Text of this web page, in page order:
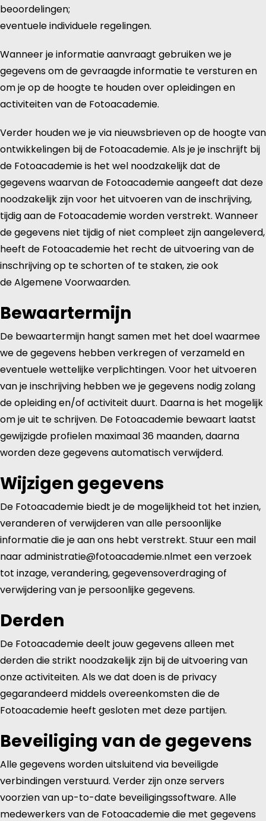
beoordelingen;
eventuele individuele regelingen.
Wanneer je informatie aanvraagt gebruiken we je
gegevens om de gevraagde informatie te versturen en
om je op de hoogte te houden over opleidingen en
activiteiten van de Fotoacademie.
Verder houden we je via nieuwsbrieven op de hoogte van
ontwikkelingen bij de Fotoacademie. Als je je inschrijft bij
de Fotoacademie is het wel noodzakelijk dat de
gegevens waarvan de Fotoacademie aangeeft dat deze
noodzakelijk zijn voor het uitvoeren van de inschrijving,
tijdig aan de Fotoacademie worden verstrekt. Wanneer
de gegevens niet tijdig of niet compleet zijn aangeleverd,
heeft de Fotoacademie het recht de uitvoering van de
inschrijving op te schorten of te staken, zie ook
de Algemene Voorwaarden.
Bewaartermijn
De bewaartermijn hangt samen met het doel waarmee
we de gegevens hebben verkregen of verzameld en
eventuele wettelijke verplichtingen. Voor het uitvoeren
van je inschrijving hebben we je gegevens nodig zolang
de opleiding en/of activiteit duurt. Daarna is het mogelijk
om je uit te schrijven. De Fotoacademie bewaart laatst
gewijzigde profielen maximaal 36 maanden, daarna
worden deze gegevens automatisch verwijderd.
Wijzigen gegevens
De Fotoacademie biedt je de mogelijkheid tot het inzien,
veranderen of verwijderen van alle persoonlijke
informatie die je aan ons hebt verstrekt. Stuur een mail
naar administratie@fotoacademie.nlmet een verzoek
tot inzage, verandering, gegevensoverdraging of
verwijdering van je persoonlijke gegevens.
Derden
De Fotoacademie deelt jouw gegevens alleen met
derden die strikt noodzakelijk zijn bij de uitvoering van
onze activiteiten. Als we dat doen is de privacy
gegarandeerd middels overeenkomsten die de
Fotoacademie heeft gesloten met deze partijen.
Beveiliging van de gegevens
Alle gegevens worden uitsluitend via beveiligde
verbindingen verstuurd. Verder zijn onze servers
voorzien van up-to-date beveiligingssoftware. Alle
medewerkers van de Fotoacademie die met gegevens